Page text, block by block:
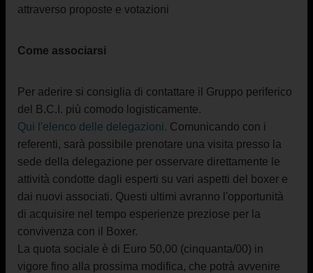
attraverso proposte e votazioni
Come associarsi
Per aderire si consiglia di contattare il Gruppo periferico
del B.C.I. più comodo logisticamente.
Qui l'elenco delle delegazioni. Comunicando con i
referenti, sarà possibile prenotare una visita presso la
sede della delegazione per osservare direttamente le
attività condotte dagli esperti su vari aspetti del boxer e
dai nuovi associati. Questi ultimi avranno l'opportunità
di acquisire nel tempo esperienze preziose per la
convivenza con il Boxer.
La quota sociale è di Euro 50,00 (cinquanta/00) in
vigore fino alla prossima modifica, che potrà avvenire